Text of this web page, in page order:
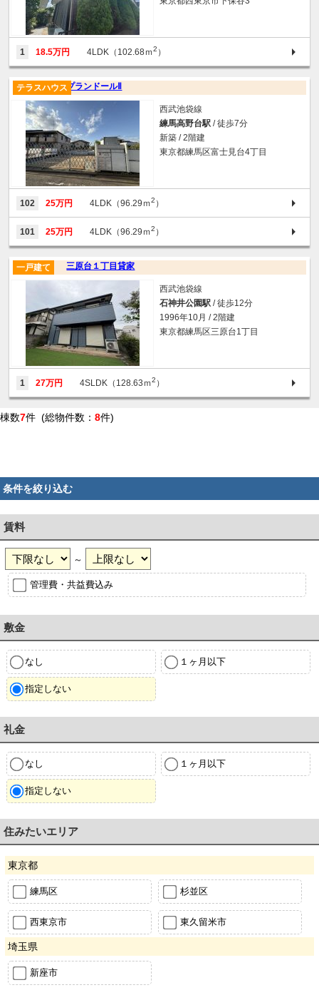
1 18.5万円 4LDK（102.68ｍ2 ）
プランドールⅡ
テラスハウス
西武池袋線
練馬高野台駅 / 徒歩7分
新築 / 2階建
東京都練馬区富士見台4丁目
102 25万円 4LDK（96.29ｍ2 ）
101 25万円 4LDK（96.29ｍ2 ）
三原台１丁目貸家
一戸建て
西武池袋線
石神井公園駅 / 徒歩12分
1996年10月 / 2階建
東京都練馬区三原台1丁目
1 27万円 4SLDK（128.63ｍ2 ）
棟数7件 (総物件数： 8件)
条件を絞り込む
賃料
～
管理費・共益費込み
敷金
なし １ヶ月以下
指定しない
礼金
なし １ヶ月以下
指定しない
住みたいエリア
東京都
練馬区 杉並区
西東京市 東久留米市
埼玉県
新座市